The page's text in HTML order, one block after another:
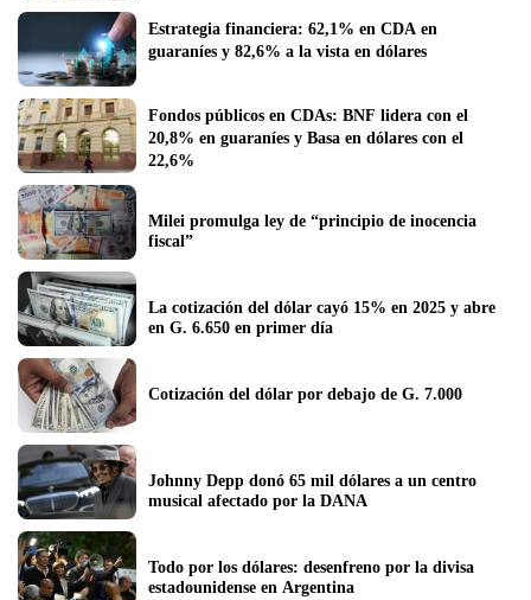
Estrategia financiera: 62,1% en CDA en
guaraníes y 82,6% a la vista en dólares
Fondos públicos en CDAs: BNF lidera con el
20,8% en guaraníes y Basa en dólares con el
22,6%
Milei promulga ley de “principio de inocencia
fiscal”
La cotización del dólar cayó 15% en 2025 y abre
en G. 6.650 en primer día
Cotización del dólar por debajo de G. 7.000
Johnny Depp donó 65 mil dólares a un centro
musical afectado por la DANA
Todo por los dólares: desenfreno por la divisa
estadounidense en Argentina